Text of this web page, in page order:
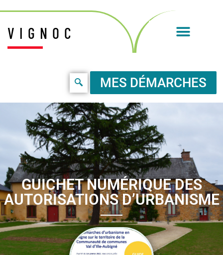
VIGNOC
MES DÉMARCHES
GUICHET NUMÉRIQUE DES
AUTORISATIONS D’URBANISME